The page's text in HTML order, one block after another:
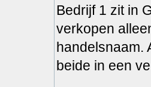
Bedrijf 1 zit in
verkopen
handelsnaam.
beide in een